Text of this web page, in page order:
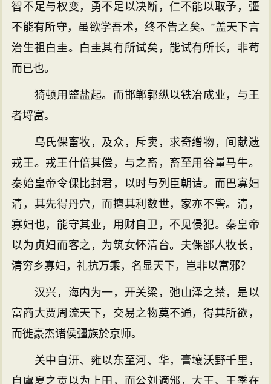
智不足与权变，勇不足以决断，仁不能以取予，彊
不能有所守，虽欲学吾术，终不告之矣。”盖天下言
治生祖白圭。白圭其有所试矣，能试有所长，非苟
而已也。
猗顿用盬盐起。而邯郸郭纵以铁冶成业，与王
者埒富。
乌氏倮畜牧，及众，斥卖，求奇缯物，间献遗
戎王。戎王什倍其偿，与之畜，畜至用谷量马牛。
秦始皇帝令倮比封君，以时与列臣朝请。而巴寡妇
清，其先得丹穴，而擅其利数世，家亦不訾。清，
寡妇也，能守其业，用财自卫，不见侵犯。秦皇帝
以为贞妇而客之，为筑女怀清台。夫倮鄙人牧长，
清穷乡寡妇，礼抗万乘，名显天下，岂非以富邪？
汉兴，海内为一，开关梁，弛山泽之禁，是以
富商大贾周流天下，交易之物莫不通，得其所欲，
而徙豪杰诸侯彊族於京师。
关中自汧、雍以东至河、华，膏壤沃野千里，
自虞夏之贡以为上田，而公刘適邠，大王、王季在